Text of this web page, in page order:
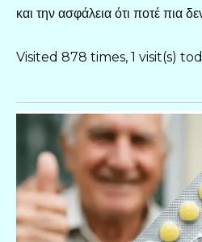
και την ασφάλεια ότι ποτέ πια
Visited 878 times, 1 visit(s)